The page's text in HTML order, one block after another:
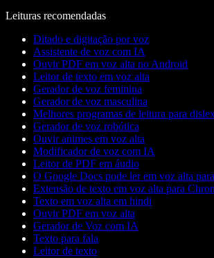
Leituras recomendadas
Ditado e digitação por voz
Assistente de voz com IA
Ouvir PDF em voz alta no Android
Leitor de texto em voz alta
Gerador de voz feminina
Gerador de voz masculina
Melhores programas de leitura para
Gerador de voz robótica
Ouvir animes em voz alta
Modificador de voz com IA
Leitor de PDF em áudio
O Google Docs pode ler em voz alta
Extensão de texto em voz alta para
Texto em voz alta em hindi
Ouvir PDF em voz alta
Gerador de Voz com IA
Texto para fala
Leitor de texto